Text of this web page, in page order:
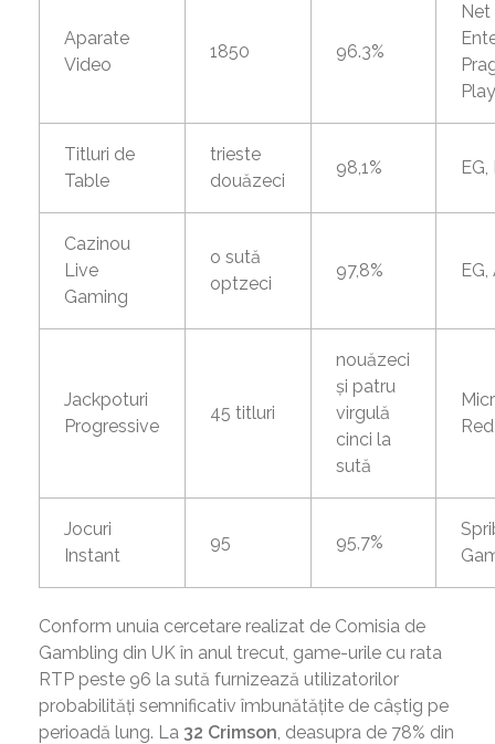
Aparate
Video
1850 96.3%
Net
Titluri de
Table
trieste
douăzeci
98,1%
Cazinou
Live
Gaming
o sută
optzeci
97,8%
Jackpoturi
Progressive
45 titluri
nouăzeci
și patru
virgulă
cinci la
sută
Jocuri
Instant
95 95,7%
Conform unuia cercetare realizat de Comisia de
Gambling din UK în anul trecut, game-urile cu rata
RTP peste 96 la sută furnizează utilizatorilor
probabilități semnificativ îmbunătățite de câștig pe
perioadă lung. La 32 Crimson , deasupra de 78% din